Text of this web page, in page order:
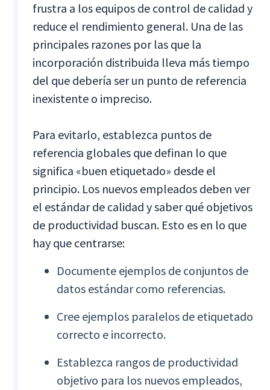
frustra a los equipos de control de calidad y
reduce el rendimiento general. Una de las
principales razones por las que la
incorporación distribuida lleva más tiempo
del que debería ser un punto de referencia
inexistente o impreciso.
Para evitarlo, establezca puntos de
referencia globales que definan lo que
significa «buen etiquetado» desde el
principio. Los nuevos empleados deben ver
el estándar de calidad y saber qué objetivos
de productividad buscan. Esto es en lo que
hay que centrarse:
Documente ejemplos de conjuntos de
datos estándar como referencias.
Cree ejemplos paralelos de etiquetado
correcto e incorrecto.
Establezca rangos de productividad
objetivo para los nuevos empleados,